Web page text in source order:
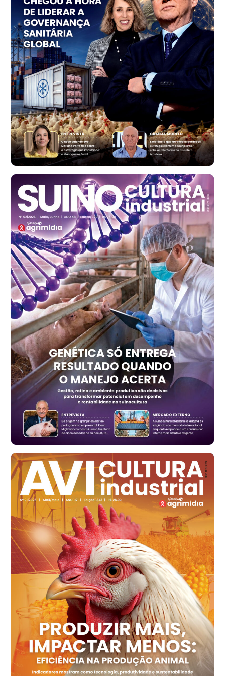
R$ 153,38
cx
Ovo Vermelho - Regional
Vermelho
R$ 156,33
cx
Ovo Branco - Regional
Bastos (SP)
R$ 134,40
cx
Ovo Vermelho - Regional
Bastos (SP)
R$ 146,71
Frango - Indicador
SP
R$ 7,13
kg
Frango - Indicador
SP
R$ 7,15
kg
Trigo Atacado - Regional
PR
R$ 1.417,12
t
Trigo Atacado - Regional
RS
R$ 1.325,22
t
Ovo Vermelho - Regional
Vermelho
R$ 168,86
Ovo Branco - Regional
Santa Maria do Jetibá (ES)
R$ 139,62
cx
Ovo Branco - Regional
Recife (PE)
R$ 144,92
cx
Ovo Vermelho - Regional
Recife (PE)
R$ 154,89